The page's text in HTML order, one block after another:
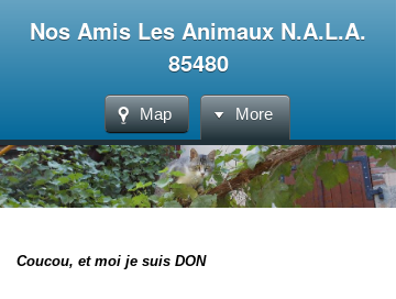
Nos Amis Les Animaux N.A.L.A.
85480
Map More
Coucou, et moi je suis DON